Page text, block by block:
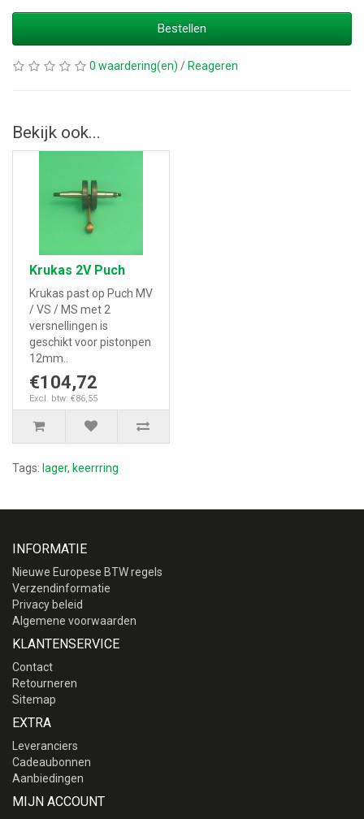
Bestellen
0 waardering(en) / Reageren
Bekijk ook...
Krukas 2V Puch
Krukas past op Puch MV
/ VS / MS met 2
versnellingen is
geschikt voor pistonpen
12mm..
€104,72
Excl. btw: €86,55
Tags: lager, keerrring
INFORMATIE
Nieuwe Europese BTW regels
Verzendinformatie
Privacy beleid
Algemene voorwaarden
KLANTENSERVICE
Contact
Retourneren
Sitemap
EXTRA
Leveranciers
Cadeaubonnen
Aanbiedingen
MIJN ACCOUNT